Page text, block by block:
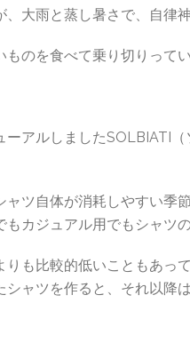
大雨と蒸し暑さで、自律
のを食べて乗り切りって
アルしましたSOLBIATI
ャツ自体が消耗しやすい季
カジュアル用でもシャツ
りも比較的低いこともあっ
ャツを作ると、それ以降